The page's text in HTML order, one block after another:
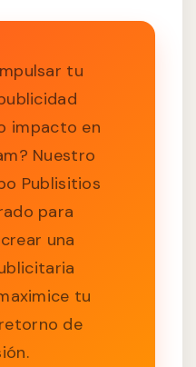
tu
impacto en
Nuestro
Publisitios
para
una
tu
de